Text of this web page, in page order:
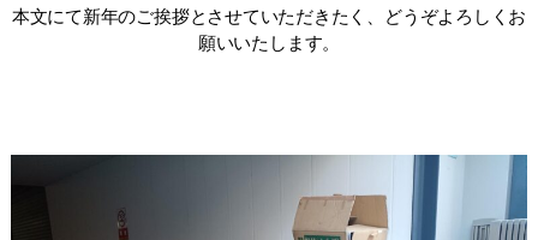
本文にて新年のご挨拶とさせていただきたく、どうぞよろしくお
願いいたします。